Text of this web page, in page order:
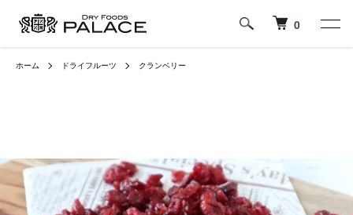
0
ホーム ドライフルーツ クランベリー